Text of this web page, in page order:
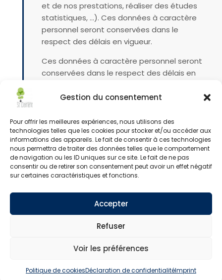
Gestion du consentement
Pour offrir les meilleures expériences, nous utilisons des
technologies telles que les cookies pour stocker et/ou accéder aux
informations des appareils. Le fait de consentir à ces technologies
nous permettra de traiter des données telles que le comportement
de navigation ou les ID uniques sur ce site. Le fait de ne pas
consentir ou de retirer son consentement peut avoir un effet négatif
sur certaines caractéristiques et fonctions.
Accepter
Refuser
Voir les préférences
Politique de cookiesDéclaration de confidentialitéImprint
et de nos prestations, réaliser des études
statistiques, …). Ces données à caractère
personnel seront conservées dans le
respect des délais en vigueur.
Ces données à caractère personnel seront
conservées dans le respect des délais en
concernant, dans les conditions décrites
ci-après,
Une durée de conservation plus longue
serait autorisée ou imposée en vertu
d’une obligation légale ou règlementaire.
Pendant cette période, nous mettons en
place tout moyen apte à assurer la
données personnelles, de manière à
empêcher leur endommagement, leur
effacement ou leur accès par des tiers non
autorisés.